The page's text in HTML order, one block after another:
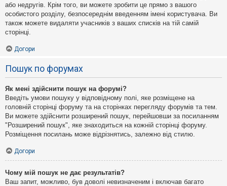
або недругів. Крім того, ви можете зробити це прямо з вашого
особистого розділу, безпосереднім введенням імені користувача. Ви
також можете видаляти учасників з ваших списків на тій самій
сторінці.
Догори
Пошук по форумах
Як мені здійснити пошук на форумі?
Введіть умови пошуку у відповідному полі, яке розміщене на
головній сторінці форуму та на сторінках перегляду форумів та тем.
Ви можете здійснити розширений пошук, перейшовши за посиланням
"Розширений пошук", яке знаходиться на кожній сторінці форуму.
Розміщення посилань може відрізнятись, залежно від стилю.
Догори
Чому мій пошук не дає результатів?
Ваш запит, можливо, був доволі невизначеним і включав багато